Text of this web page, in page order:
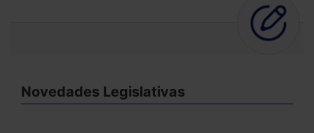
Novedades Legislativas